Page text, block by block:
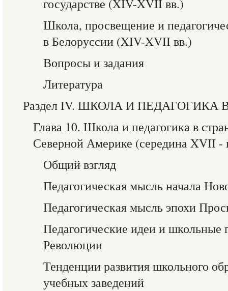
государстве (XIV-XVII вв.)
Школа, просвещение и
в Белоруссии (XIV-XVII вв.)
Вопросы и задания
Литература
Раздел IV. ШКОЛА И
Глава 10. Школа и педагогика в
Северной Америке (середина XVII
Общий взгляд
Педагогическая мысль начала
Педагогическая мысль эпохи
Педагогические идеи и школьные
Революции
Тенденции развития школьного
учебных заведений